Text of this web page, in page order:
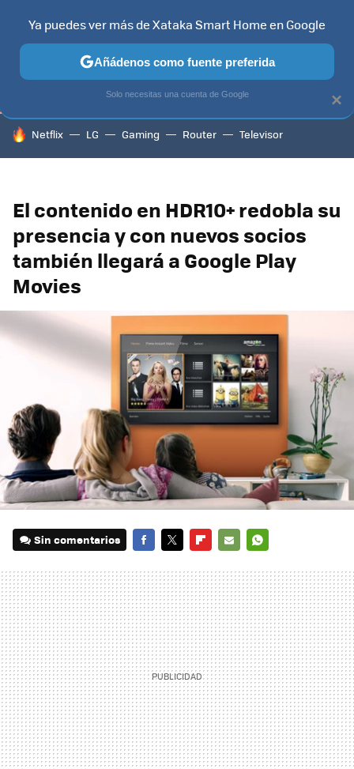
TELEVISORES CONTENIDOS SMART TV SELECCIÓN
HOY SE HABLA DE
Netflix LG Gaming Router Televisor
El contenido en HDR10+ redobla su
presencia y con nuevos socios
también llegará a Google Play
Movies
Sin comentarios
MAIL
×
Ya puedes ver más de Xataka Smart Home en Google
Añádenos como fuente preferida
Solo necesitas una cuenta de Google